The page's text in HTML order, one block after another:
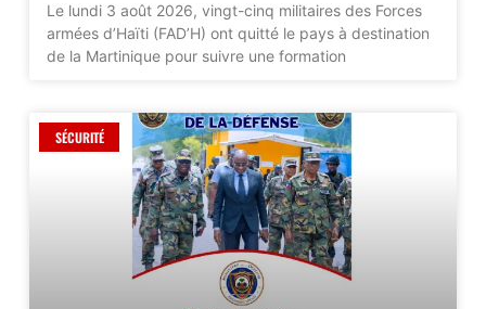
Le lundi 3 août 2026, vingt-cinq militaires des Forces
armées d’Haïti (FAD’H) ont quitté le pays à destination
de la Martinique pour suivre une formation
SÉCURITÉ